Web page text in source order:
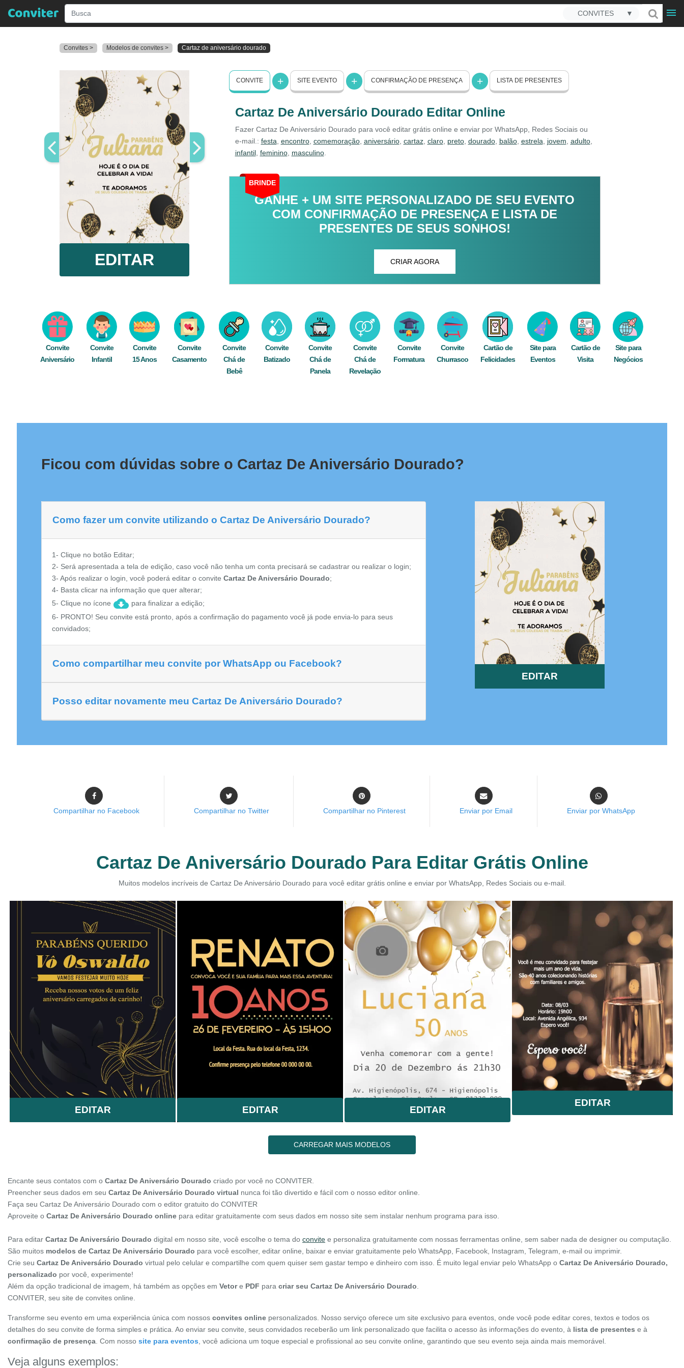
CONVITES ▼
Convites > Modelos de convites > Cartaz de aniversário dourado
EDITAR
CONVITE SITE EVENTO CONFIRMAÇÃO DE PRESENÇA LISTA DE PRESENTES
Cartaz De Aniversário Dourado Editar Online
Fazer Cartaz De Aniversário Dourado para você editar grátis online e enviar por WhatsApp, Redes Sociais ou
e-mail.: festa encontro, comemoração, aniversário, cartaz, claro, preto, dourado, balão, estrela jovem adulto,
infantil, feminino, masculino.
BRINDE
GANHE + UM SITE PERSONALIZADO DE SEU EVENTO
COM CONFIRMAÇÃO DE PRESENÇA E LISTA DE
PRESENTES DE SEUS SONHOS!
CRIAR AGORA
Convite
Aniversário
Convite
Infantil
Convite
15 Anos
Convite
Casamento
Convite
Chá de
Bebê
Convite
Batizado
Convite
Chá de
Panela
Convite
Chá de
Revelação
Convite
Formatura
Convite
Churrasco
Cartão de
Felicidades
Site para
Eventos
Cartão de
Visita
Site para
Negócios
Ficou com dúvidas sobre o Cartaz De Aniversário Dourado?
Como fazer um convite utilizando o Cartaz De Aniversário Dourado?
1- Clique no botão Editar;
2- Será apresentada a tela de edição, caso você não tenha um conta precisará se cadastrar ou realizar o login;
3- Após realizar o login, você poderá editar o convite Cartaz De Aniversário Dourado;
4- Basta clicar na informação que quer alterar;
5- Clique no ícone
para finalizar a edição;
6- PRONTO! Seu convite está pronto, após a confirmação do pagamento você já pode envia-lo para seus
convidados;
Como compartilhar meu convite por WhatsApp ou Facebook?
Posso editar novamente meu Cartaz De Aniversário Dourado?
EDITAR
Compartilhar no Facebook Compartilhar no Twitter Compartilhar no Pinterest Enviar por Email Enviar por WhatsApp
Cartaz De Aniversário Dourado Para Editar Grátis Online
Muitos modelos incríveis de Cartaz De Aniversário Dourado para você editar grátis online e enviar por WhatsApp, Redes Sociais ou e-mail.
EDITAR EDITAR EDITAR
EDITAR
CARREGAR MAIS MODELOS
Encante seus contatos com o Cartaz De Aniversário Dourado criado por você no CONVITER.
Preencher seus dados em seu Cartaz De Aniversário Dourado virtual nunca foi tão divertido e fácil com o nosso editor online.
Faça seu Cartaz De Aniversário Dourado com o editor gratuito do CONVITER
Aproveite o Cartaz De Aniversário Dourado online para editar gratuitamente com seus dados em nosso site sem instalar nenhum programa para isso.
Para editar Cartaz De Aniversário Dourado digital em nosso site, você escolhe o tema do convite e personaliza gratuitamente com nossas ferramentas online, sem saber nada de designer ou computação.
São muitos modelos de Cartaz De Aniversário Dourado para você escolher, editar online, baixar e enviar gratuitamente pelo WhatsApp, Facebook, Instagram, Telegram, e-mail ou imprimir.
Crie seu Cartaz De Aniversário Dourado virtual pelo celular e compartilhe com quem quiser sem gastar tempo e dinheiro com isso. É muito legal enviar pelo WhatsApp o Cartaz De Aniversário Dourado,
personalizado por você, experimente!
Além da opção tradicional de imagem, há também as opções em Vetore PDF para criar seu Cartaz De Aniversário Dourado
CONVITER, seu site de convites online.
Transforme seu evento em uma experiência única com nossos convites online personalizados. Nosso serviço oferece um site exclusivo para eventos, onde você pode editar cores, textos e todos os
detalhes do seu convite de forma simples e prática. Ao enviar seu convite, seus convidados receberão um link personalizado que facilita o acesso às informações do evento, à lista de presentes e à
confirmação de presença . Com nosso site para eventos , você adiciona um toque especial e profissional ao seu convite online, garantindo que seu evento seja ainda mais memorável.
Veja alguns exemplos: